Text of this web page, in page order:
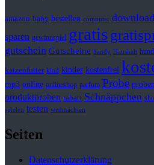
amazon baby bestellen computer download
sparen gewinnspiel gratis
gutschein Gutscheine handy Haushalt hund
katzenfutter kind kinder kostenfrei
mp3 online onlineshop parfum Probe
produktproben rabatt Schnäppchen
spielen testen weihnachten
Seiten
Datenschutzerklärung